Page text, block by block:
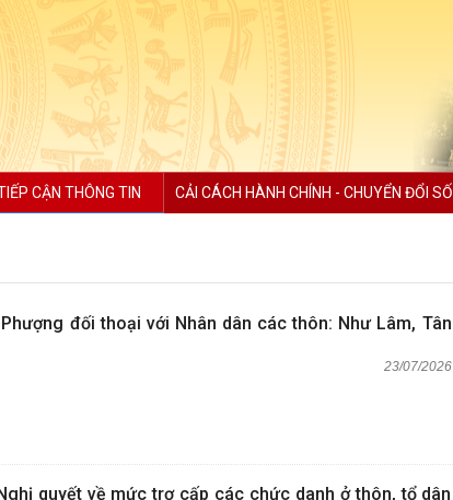
CẬN THÔNG TIN CẢI CÁCH HÀNH CHÍNH - CHUYỂN ĐỔI SỐ
đối thoại với Nhân dân các thôn: Như Lâm, Tân
23/07/2026
quyết về mức trợ cấp các chức danh ở thôn, tổ dân